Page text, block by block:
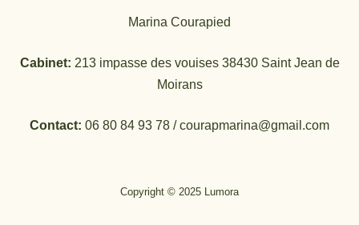
Marina Courapied
Cabinet: 213 impasse des vouises 38430 Saint Jean de
Moirans
Contact: 06 80 84 93 78 / courapmarina@gmail.com
Copyright © 2025 Lumora